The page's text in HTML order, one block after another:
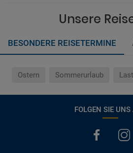
Unsere
BESONDERE REISETERMINE
Ostern Sommerurlaub
FOLGEN SIE UNS